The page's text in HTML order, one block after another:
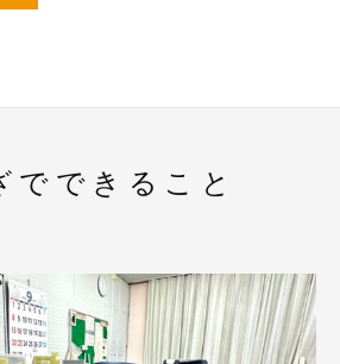
ざでできること